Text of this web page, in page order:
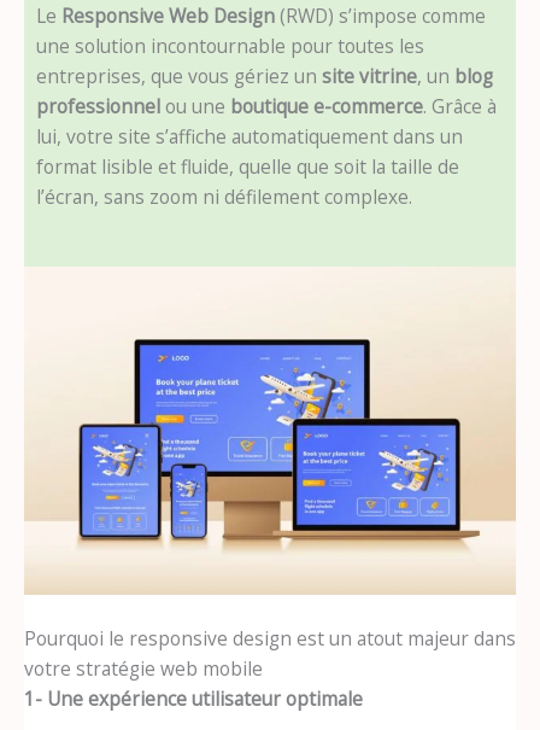
Le Responsive Web Design (RWD) s’impose comme
une solution incontournable pour toutes les
entreprises, que vous gériez unsite vitrine, un blog
professionnelou une boutique e-commerce. Grâce à
lui, votre site s’affiche automatiquement dans un
format lisible et fluide, quelle que soit la taille de
l’écran, sans zoom ni défilement complexe.
Pourquoi le responsive design est un atout majeur dans
votre stratégie web mobile
1- Une expérience utilisateur optimale